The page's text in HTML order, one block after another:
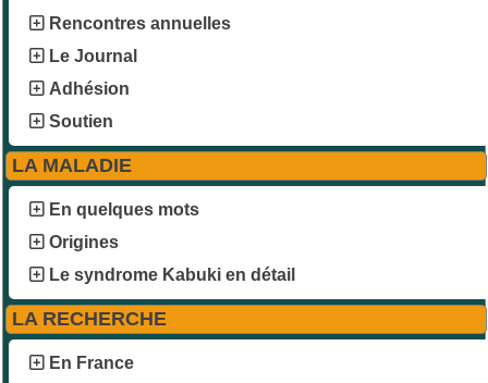
Rencontres annuelles
Le Journal
Adhésion
Soutien
LA MALADIE
En quelques mots
Origines
Le syndrome Kabuki en détail
LA RECHERCHE
En France